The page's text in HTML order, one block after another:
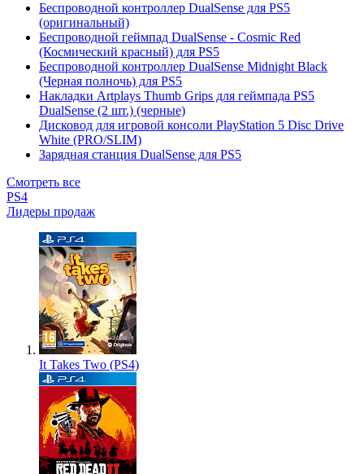
Беспроводной контроллер DualSense для PS5
(оригинальный)
Беспроводной геймпад DualSense - Cosmic Red
(Космический красный) для PS5
Беспроводной контроллер DualSense Midnight Black
(Черная полночь) для PS5
Накладки Artplays Thumb Grips для геймпада PS5
DualSense (2 шт.) (черные)
Дисковод для игровой консоли PlayStation 5 Disc Drive
White (PRO/SLIM)
Зарядная станция DualSense для PS5
Смотреть все
PS4
Лидеры продаж
It Takes Two (PS4)